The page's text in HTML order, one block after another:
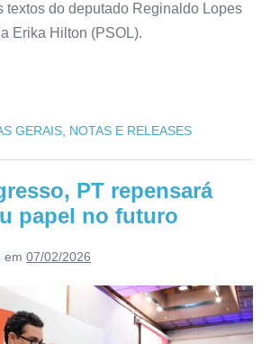
textos do deputado Reginaldo Lopes
Erika Hilton (PSOL).
GERAIS, NOTAS E RELEASES
PT repensará
papel no futuro
em 07/02/2026